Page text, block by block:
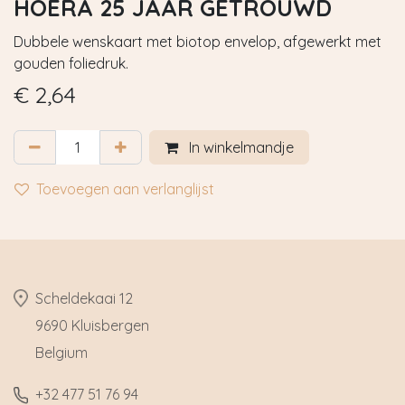
HOERA 25 JAAR GETROUWD
Dubbele wenskaart met biotop envelop, afgewerkt met
gouden foliedruk.
€ 2,64
In winkelmandje
Toevoegen aan verlanglijst
​Scheldekaai 12
9690 Kluisbergen
​Belgium
​+32 477 51 76 94